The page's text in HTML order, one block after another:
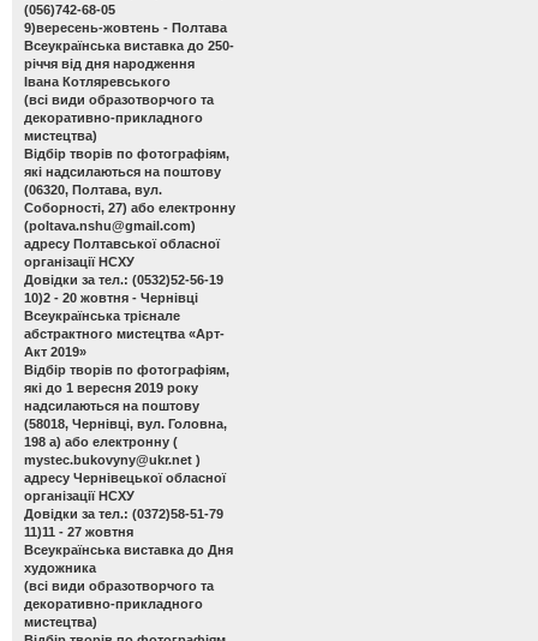
(056)742-68-05
9)вересень-жовтень - Полтава
Всеукраїнська виставка до 250-
річчя від дня народження
Івана Котляревського
(всі види образотворчого та
декоративно-прикладного
мистецтва)
Відбір творів по фотографіям,
які надсилаються на поштову
(06320, Полтава, вул.
Соборності, 27) або електронну
(poltava.nshu@gmail.com)
адресу Полтавської обласної
організації НСХУ
Довідки за тел.: (0532)52-56-19
10)2 - 20 жовтня - Чернівці
Всеукраїнська трієнале
абстрактного мистецтва «Арт-
Акт 2019»
Відбір творів по фотографіям,
які до 1 вересня 2019 року
надсилаються на поштову
(58018, Чернівці, вул. Головна,
198 а) або електронну (
mystec.bukovyny@ukr.net )
адресу Чернівецької обласної
організації НСХУ
Довідки за тел.: (0372)58-51-79
11)11 - 27 жовтня
Всеукраїнська виставка до Дня
художника
(всі види образотворчого та
декоративно-прикладного
мистецтва)